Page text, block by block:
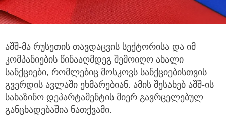
აშშ-მა რუსეთის თავდაცვის სექტორისა და იმ
კომპანიების წინააღმდეგ შემოიღო ახალი
სანქციები, რომლებიც მოსკოვს სანქციებისთვის
გვერდის ავლაში ეხმარებიან. ამის შესახებ აშშ-ის
სახაზინო დეპარტამენტის მიერ გავრცელებულ
განცხადებაშია ნათქვამი.